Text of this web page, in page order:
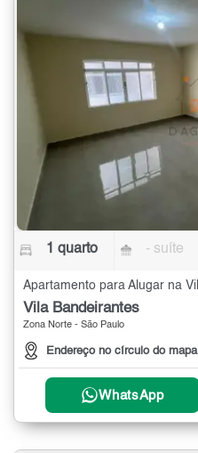
1 quarto - suíte
Vila Bandeirantes
Zona Norte - São Paulo
Endereço no círculo do mapa
WhatsApp